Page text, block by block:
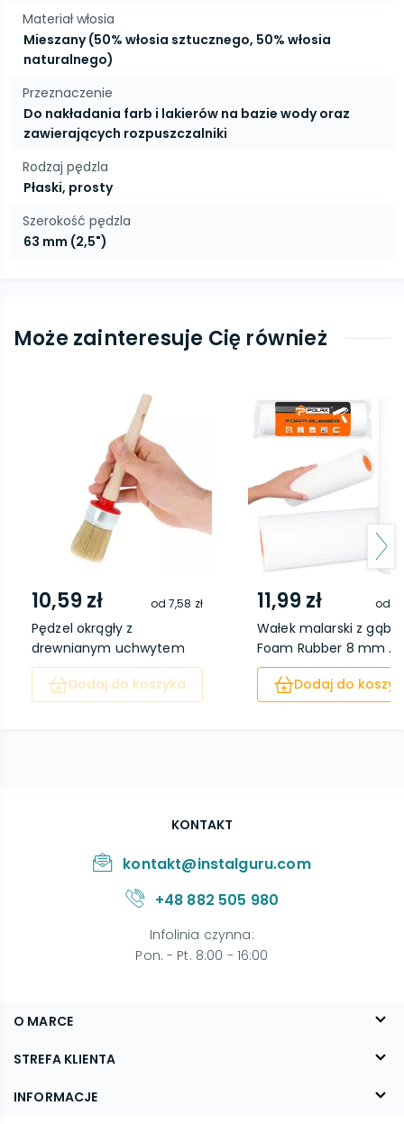
Materiał włosia
Mieszany (50% włosia sztucznego, 50% włosia
naturalnego)
Przeznaczenie
Do nakładania farb i lakierów na bazie wody oraz
zawierających rozpuszczalniki
Rodzaj pędzla
Płaski, prosty
Szerokość pędzla
63 mm (2,5")
Może zainteresuje Cię również
10,59 zł od7,58 zł
Pędzel okrągły z
drewnianym uchwytem
40 ...
Dodaj do koszyka
11,99 zł od
Wałek malarski z gąbki
Foam Rubber 8 mm ...
Dodaj do
O MARCE
O nas
Blog
STREFA KLIENTA
FAQ
INFORMACJE
KONTAKT
kontakt@instalguru.com
+48 882 505 980
Infolinia czynna:
Pon. - Pt. 8:00 - 16:00